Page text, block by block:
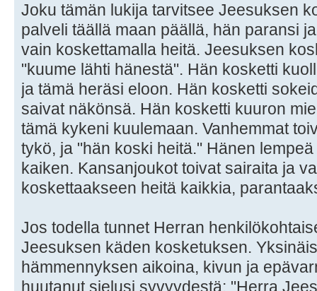
Joku tämän lukija tarvitsee Jeesuksen
palveli täällä maan päällä, hän paransi
vain koskettamalla heitä. Jeesuksen
"kuume lähti hänestä". Hän kosketti
ja tämä heräsi eloon. Hän kosketti
saivat näkönsä. Hän kosketti kuuron
tämä kykeni kuulemaan. Vanhemmat
tykö, ja "hän koski heitä." Hänen
kaiken. Kansanjoukot toivat sairaita ja
koskettaakseen heitä kaikkia,
Jos todella tunnet Herran
Jeesuksen käden kosketuksen.
hämmennyksen aikoina, kivun ja
huutanut sielusi syvyydestä: "Herra